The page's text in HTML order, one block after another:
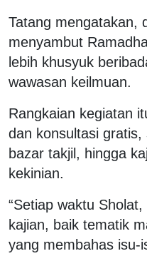
Tatang mengatakan,
menyambut
lebih khusyuk
wawasan keilmuan.
Rangkaian kegiatan
dan konsultasi
bazar takjil, hingga
kekinian.
“Setiap waktu
kajian, baik tematik
yang membahas isu-